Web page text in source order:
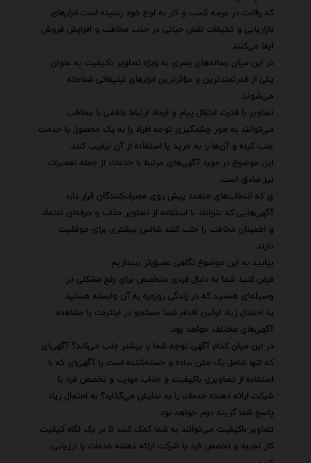
که رقابت در عرصه کسب و کار به اوج خود رسیده است ابزارهای
بازاریابی و تبلیغات نقش حیاتی در جذب مخاطب و افزایش فروش
ایفا می‌کنند.
در این میان رسانه‌های بصری به ویژه تصاویر باکیفیت به عنوان
یکی از قدرتمندترین و مؤثرترین ابزارهای تبلیغاتی شناخته
می‌شوند.
تصاویر با قدرت انتقال پیام و ایجاد ارتباط عاطفی با مخاطب
می‌توانند به طور چشمگیری توجه افراد را به یک محصول یا خدمت
جلب کرده و آن‌ها را به خرید یا استفاده از آن ترغیب کنند.
این موضوع در مورد آگهی‌های مرتبط با خدمات از جمله تعمیرات
نیز صادق است.
ی که انتخاب‌های متعدد پیش روی مصرف‌کنندگان قرار دارد
آگهی‌هایی که بتوانند با استفاده از تصاویر جذاب و حرفه‌ای اعتماد
و اطمینان مخاطب را جلب کنند شانس بیشتری برای موفقیت
دارند.
بیایید به این موضوع نگاهی عمیق‌تر بیندازیم.
فرض کنید شما به دنبال فردی متخصص برای رفع مشکلی در
وسیله‌ای هستید که در زندگی روزمره به آن وابسته هستید.
به احتمال زیاد اولین اقدام شما جستجو در اینترنت یا مشاهده
آگهی‌های مختلف خواهد بود.
در این میان کدام آگهی توجه شما را بیشتر جلب می‌کند؟ آگهی‌ای
که تنها شامل یک متن ساده و خسته‌کننده است یا آگهی‌ای که با
استفاده از تصاویری باکیفیت و جذاب مهارت و تخصص فرد یا
شرکت ارائه دهنده خدمات را به نمایش می‌گذارد؟ به احتمال زیاد
پاسخ شما گزینه دوم خواهد بود.
تصاویر باکیفیت می‌توانند به شما کمک کنند تا در یک نگاه کیفیت
کار تجربه و تخصص فرد یا شرکت ارائه دهنده خدمات را ارزیابی